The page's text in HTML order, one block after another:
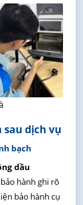
sau dịch vụ
bạch
dầu
hành ghi rõ
bảo hành cụ